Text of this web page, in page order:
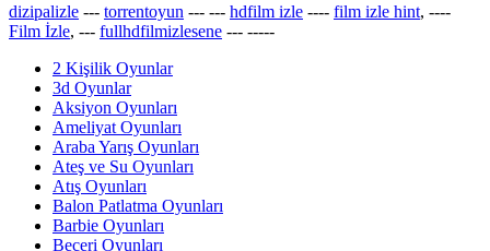
dizipalizle --- torrentoyun --- --- hdfilm izle ---- film izle hint, ----
Film İzle, --- fullhdfilmizlesene --- -----
2 Kişilik Oyunlar
3d Oyunlar
Aksiyon Oyunları
Ameliyat Oyunları
Araba Yarış Oyunları
Ateş ve Su Oyunları
Atış Oyunları
Balon Patlatma Oyunları
Barbie Oyunları
Beceri Oyunları